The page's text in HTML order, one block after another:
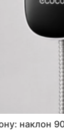
наклон